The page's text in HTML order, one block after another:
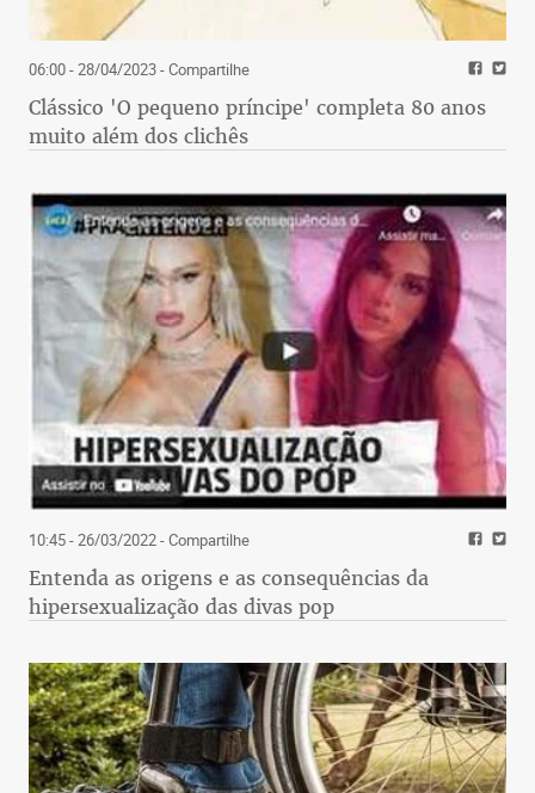
06:00 - 28/04/2023- Compartilhe
Clássico 'O pequeno príncipe' completa 80 anos
muito além dos clichês
10:45 - 26/03/2022- Compartilhe
Entenda as origens e as consequências da
hipersexualização das divas pop